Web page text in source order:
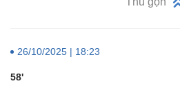
26/10/2025 | 18:23
58'